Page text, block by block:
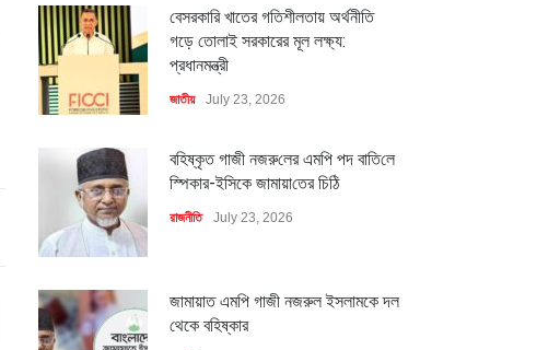
বেসরকারি খাতের গতিশীলতায় অর্থনীতি
গড়ে তোলাই সরকারের মূল লক্ষ্য:
প্রধানমন্ত্রী
জাতীয় July 23, 2026
বহিষ্কৃত গাজী নজরু‌লের এম‌পি পদ বা‌তি‌লে
স্পিকার-ইসিকে জামায়া‌তের চি‌ঠি
রাজনীতি July 23, 2026
জামায়াত এমপি গাজী নজরুল ইসলামকে দল
থেকে বহিষ্কার